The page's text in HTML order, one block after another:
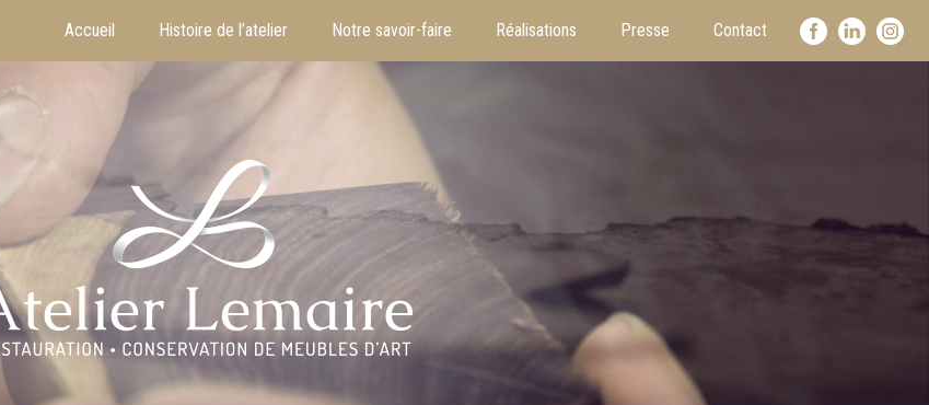
Accueil Histoire de l’atelier Notre savoir-faire Réalisations Presse Contact